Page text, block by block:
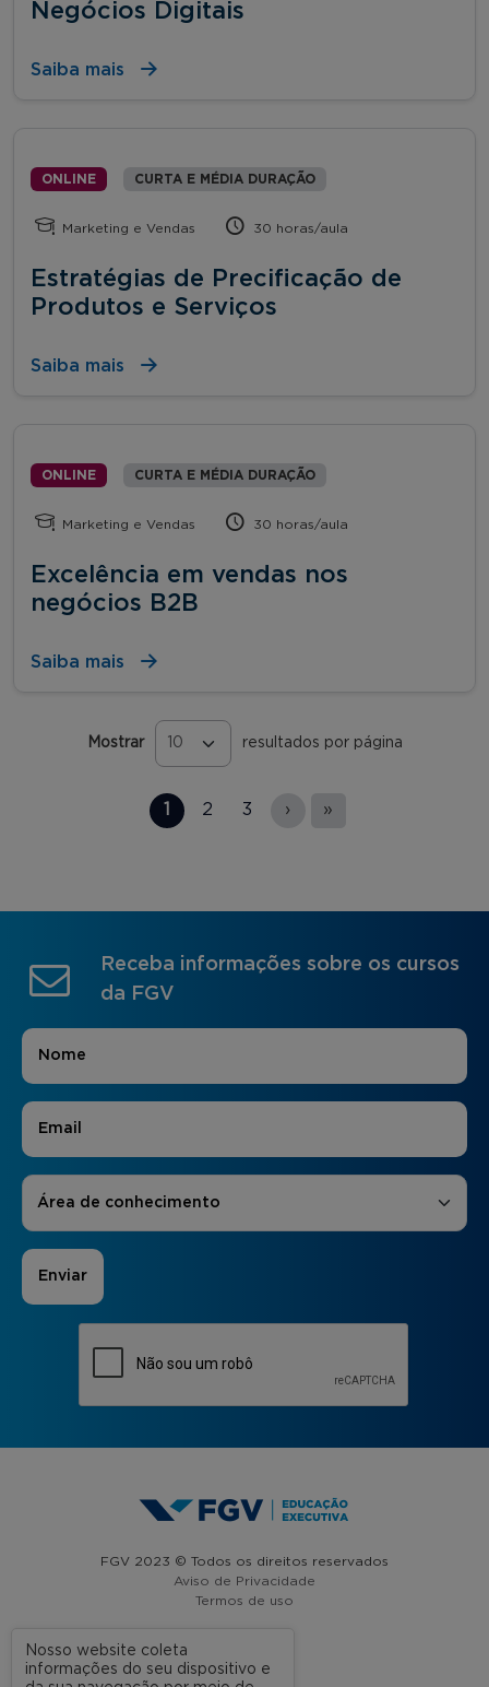
Negócios Digitais
Saiba mais
ONLINE CURTA E MÉDIA DURAÇÃO
Marketing e Vendas 30 horas/aula
Estratégias de Precificação de
Produtos e Serviços
Saiba mais
ONLINE CURTA E MÉDIA DURAÇÃO
Marketing e Vendas 30 horas/aula
Excelência em vendas nos
negócios B2B
Saiba mais
Mostrar resultados por página
1 2 3 › »
Receba informações sobre os cursos
da FGV
Nome
E-mail
Áreas de Interesse
Área de conhecimento
FGV 2023 © Todos os direitos reservados
Aviso de Privacidade
Termos de uso
A FGV
Nosso website coleta
informações do seu dispositivo e